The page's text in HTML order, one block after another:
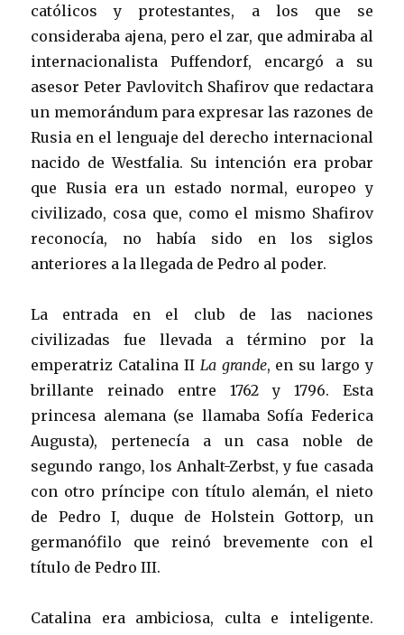
católicos y protestantes, a los que se
consideraba ajena, pero el zar, que admiraba al
internacionalista Puffendorf, encargó a su
asesor Peter Pavlovitch Shafirov que redactara
un memorándum para expresar las razones de
Rusia en el lenguaje del derecho internacional
nacido de Westfalia. Su intención era probar
que Rusia era un estado normal, europeo y
civilizado, cosa que, como el mismo Shafirov
reconocía, no había sido en los siglos
anteriores a la llegada de Pedro al poder.
La entrada en el club de las naciones
civilizadas fue llevada a término por la
emperatriz Catalina II La grande, en su largo y
brillante reinado entre 1762 y 1796. Esta
princesa alemana (se llamaba Sofía Federica
Augusta), pertenecía a un casa noble de
segundo rango, los Anhalt-Zerbst, y fue casada
con otro príncipe con título alemán, el nieto
de Pedro I, duque de Holstein Gottorp, un
germanófilo que reinó brevemente con el
título de Pedro III.
Catalina era ambiciosa, culta e inteligente.